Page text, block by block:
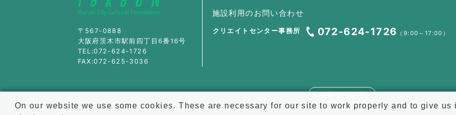
〒567-0888
大阪府茨木市駅前四丁目6番16号
TEL:072-624-1726
FAX:072-625-3036
施設利用のお問い合わせ
クリエイトセンター事務所 072-624-1726 （9:00～17:00）
財団について
On our website we use some cookies. These are necessary for our site to work properly and to give us